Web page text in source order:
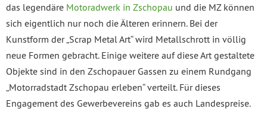
das legendäre Motoradwerk in Zschopau und die MZ können
sich eigentlich nur noch die Älteren erinnern. Bei der
Kunstform der „Scrap Metal Art“ wird Metallschrott in völlig
neue Formen gebracht. Einige weitere auf diese Art gestaltete
Objekte sind in den Zschopauer Gassen zu einem Rundgang
„Motorradstadt Zschopau erleben“ verteilt. Für dieses
Engagement des Gewerbevereins gab es auch Landespreise.